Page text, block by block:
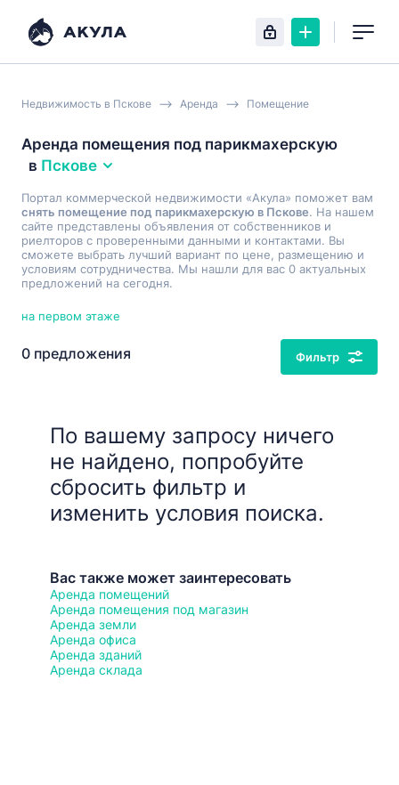
Недвижимость в Пскове Аренда Помещение
Аренда помещения под парикмахерскую
в Пскове
Портал коммерческой недвижимости «Акула» поможет вам
снять помещение под парикмахерскую в Пскове. На нашем
сайте представлены объявления от собственников и
риелторов с проверенными данными и контактами. Вы
сможете выбрать лучший вариант по цене, размещению и
условиям сотрудничества. Мы нашли для вас 0 актуальных
предложений на сегодня.
на первом этаже
0 предложения Фильтр
По вашему запросу ничего
не найдено, попробуйте
сбросить фильтр и
изменить условия поиска.
Вас также может заинтересовать
Аренда помещений
Аренда помещения под магазин
Аренда земли
Аренда офиса
Аренда зданий
Аренда склада